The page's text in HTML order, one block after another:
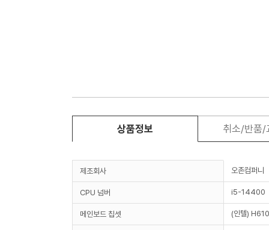
상품정보 취소/반품/
제조회사 오존컴퍼니
CPU 넘버 i5-14400
메인보드 칩셋 (인텔) H610